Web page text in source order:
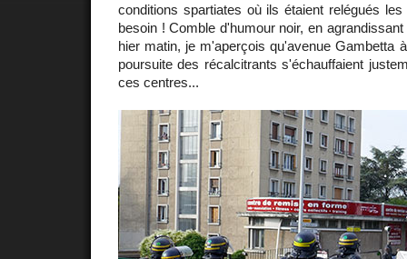
conditions spartiates où ils étaient relégués
besoin ! Comble d'humour noir, en
hier matin, je m'aperçois qu'avenue Gambetta
poursuite des récalcitrants s'échauffaient
ces centres...